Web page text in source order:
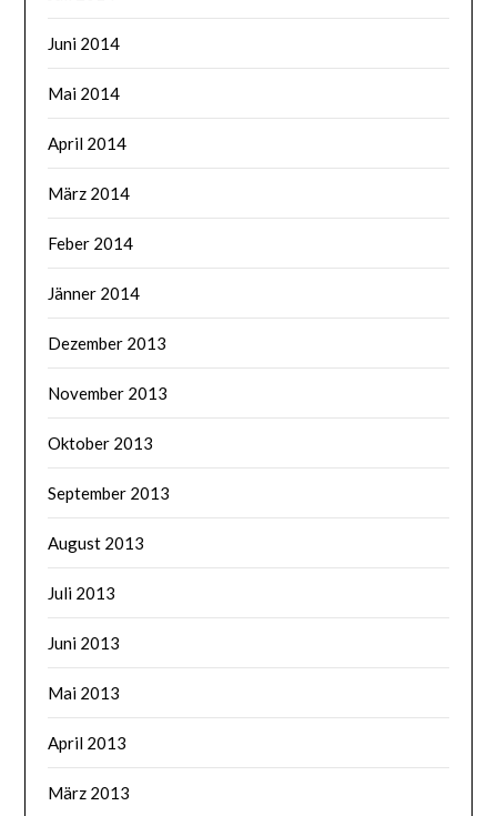
Juni 2014
Mai 2014
April 2014
März 2014
Feber 2014
Jänner 2014
Dezember 2013
November 2013
Oktober 2013
September 2013
August 2013
Juli 2013
Juni 2013
Mai 2013
April 2013
März 2013